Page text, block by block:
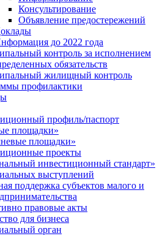
Консультирование
Объявление предостережений
до 2022 года
контроль за исполнением
обязательств
жилищный контроль
профилактики
профиль/паспорт
площадки»
площадки»
проекты
инвестиционный стандарт»
выступлений
поддержка субъектов малого и
правовые акты
для бизнеса
орган